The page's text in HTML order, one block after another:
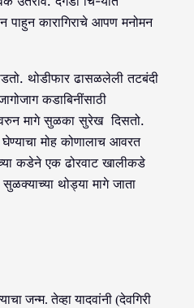
कारागिराचे आपण मनोमन
थोडीफार ढासळलेली तटबंदी
कडाबिनींसाठी
मागे सुळका सुरेख दिसतो.
घेण्याचा मोह कोणालाच आवरत
कडेने एक ढोरवाट खालीकडे
थोड्या मागे जाता
जन्म. तेव्हा यादवांनी (देवगिरी